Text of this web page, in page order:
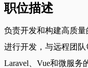
职位描述
负责开发和构建高质
进行开发，与远程团队
Laravel、Vue和微服